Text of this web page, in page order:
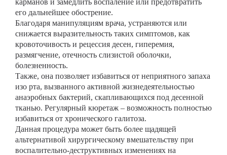
карманов и замедлить воспаление или предотвратить
его дальнейшее обострение.
Благодаря манипуляциям врача, устраняются или
снижается выразительность таких симптомов, как
кровоточивость и рецессия десен, гиперемия,
размягчение, отечность слизистой оболочки,
болезненность.
Также, она позволяет избавиться от неприятного запаха
изо рта, вызванного активной жизнедеятельностью
анаэробных бактерий, скапливающихся под десенной
тканью. Регулярный кюретаж – возможность полностью
избавиться от хронического галитоза.
Данная процедура может быть более щадящей
альтернативой хирургическому вмешательству при
воспалительно-деструктивных изменениях на